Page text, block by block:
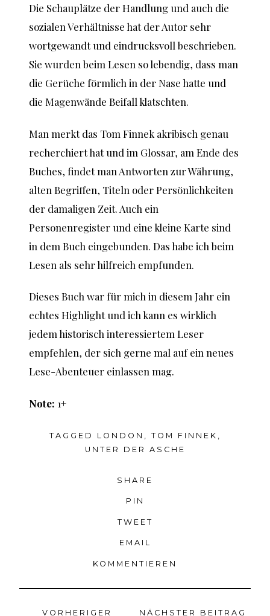
Die Schauplätze der Handlung und auch die
sozialen Verhältnisse hat der Autor sehr
wortgewandt und eindrucksvoll beschrieben.
Sie wurden beim Lesen so lebendig, dass man
die Gerüche förmlich in der Nase hatte und
die Magenwände Beifall klatschten.
Man merkt das Tom Finnek akribisch genau
recherchiert hat und im Glossar, am Ende des
Buches, findet man Antworten zur Währung,
alten Begriffen, Titeln oder Persönlichkeiten
der damaligen Zeit. Auch ein
Personenregister und eine kleine Karte sind
in dem Buch eingebunden. Das habe ich beim
Lesen als sehr hilfreich empfunden.
Dieses Buch war für mich in diesem Jahr ein
echtes Highlight und ich kann es wirklich
jedem historisch interessiertem Leser
empfehlen, der sich gerne mal auf ein neues
Lese-Abenteuer einlassen mag.
Note: 1+
TAGGED LONDON TOM FINNEK
UNTER DER ASCHE
SHARE
PIN
TWEET
EMAIL
KOMMENTIEREN
VORHERIGER NÄCHSTER BEITRAG